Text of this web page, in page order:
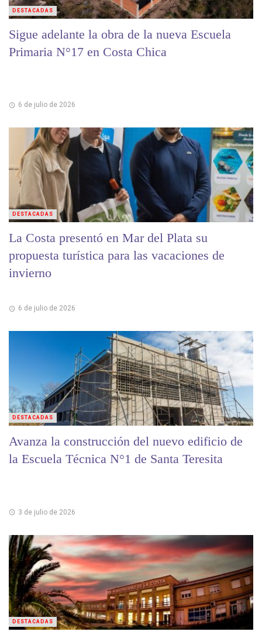
Sigue adelante la obra de la nueva Escuela
Primaria N°17 en Costa Chica
6 de julio de 2026
DESTACADAS
La Costa presentó en Mar del Plata su
propuesta turística para las vacaciones de
invierno
6 de julio de 2026
DESTACADAS
Avanza la construcción del nuevo edificio de
la Escuela Técnica N°1 de Santa Teresita
3 de julio de 2026
DESTACADAS
DESTACADAS